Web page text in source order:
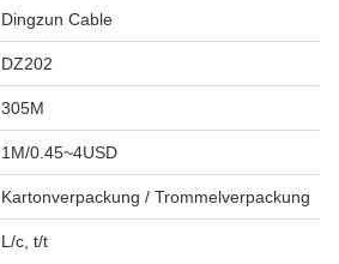
Dingzun Cable
DZ202
305M
1M/0.45~4USD
Kartonverpackung / Trommelverpackung
L/c, t/t